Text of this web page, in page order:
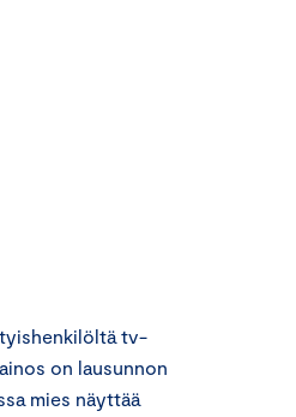
tv-
on lausunnon
mies näyttää